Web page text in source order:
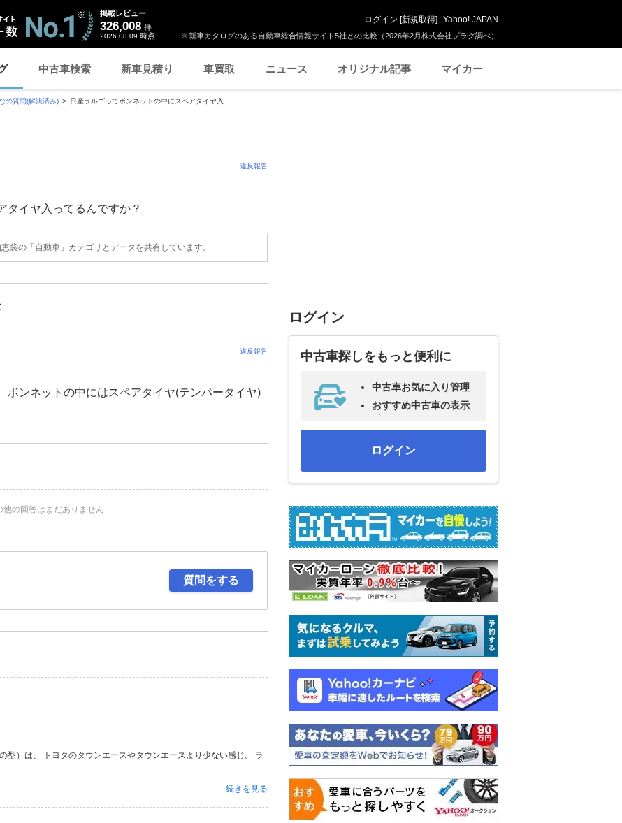
※新車カタログのある自動車総合情報サイト5社との比較（2026年2月株式会社プラグ調べ）
掲載レビュー
326,008 件
2026.08.09 時点
ログイン [新規取得] Yahoo! JAPAN
中古車検索 新車見積り 車買取 ニュース オリジナル記事 マイカー
の質問(解決済み) 日産ラルゴってボンネットの中にスペアタイヤ入...
違反報告
タイヤ入ってるんですか？
袋の「自動車」カテゴリとデータを共有しています。
違反報告
ボンネットの中にはスペアタイヤ(テンパータイヤ)
他の回答はまだありません
質問をする
型）は、 トヨタのタウンエースやタウンエースより少ない感じ。 ラ
続きを見る
ログイン
中古車探しをもっと便利に
中古車お気に入り管理
おすすめ中古車の表示
ログイン